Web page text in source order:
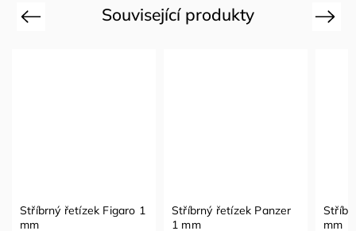
Související produkty
Previous
Stříbrný řetízek Figaro 1
mm
Stříbrný řetízek Panzer
1 mm
mm
Next